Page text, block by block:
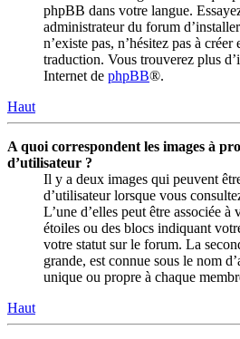
phpBB dans votre langue.
administrateur du forum
n’existe pas, n’hésitez pas à
traduction. Vous trouverez plus
Internet de phpBB®.
Haut
A quoi correspondent les images à
d’utilisateur ?
Il y a deux images qui peuvent
d’utilisateur lorsque vous
L’une d’elles peut être associée
étoiles ou des blocs indiquant
votre statut sur le forum. La
grande, est connue sous le nom
unique ou propre à chaque
Haut